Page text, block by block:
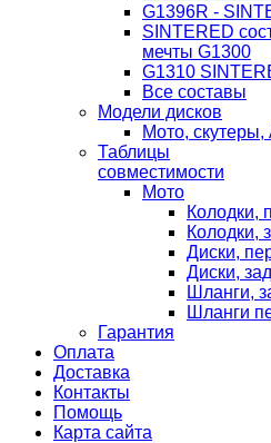
G1396R -
SINTERED
мечты G1300
G1310
Все составы
Модели дисков
Мото, скутеры,
Таблицы
совместимости
Мото
Колодки,
Колодки,
Диски,
Диски, зад
Шланги,
Шланги
Гарантия
Оплата
Доставка
Контакты
Помощь
Карта сайта